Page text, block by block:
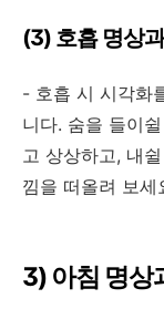
(3) 호흡 명상
- 호흡 시 시각화
니다. 숨을 들이
고 상상하고, 내
낌을 떠올려 보세
3) 아침 명상